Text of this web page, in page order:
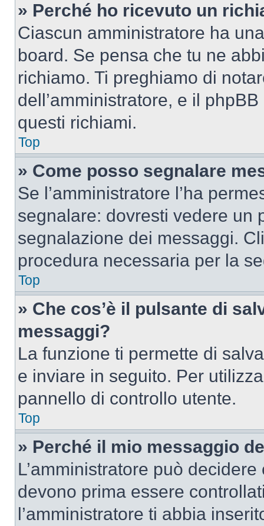
» Perché ho ricevuto un
Ciascun amministratore ha
board. Se pensa che tu ne
richiamo. Ti preghiamo di
dell’amministratore, e il
questi richiami.
Top
» Come posso segnalare
Se l’amministratore l’ha
segnalare: dovresti vedere un
segnalazione dei messaggi.
procedura necessaria per la
Top
» Che cos’è il pulsante di
messaggi?
La funzione ti permette di
e inviare in seguito. Per
pannello di controllo utente.
Top
» Perché il mio messaggio
L’amministratore può
devono prima essere
l’amministratore ti abbia